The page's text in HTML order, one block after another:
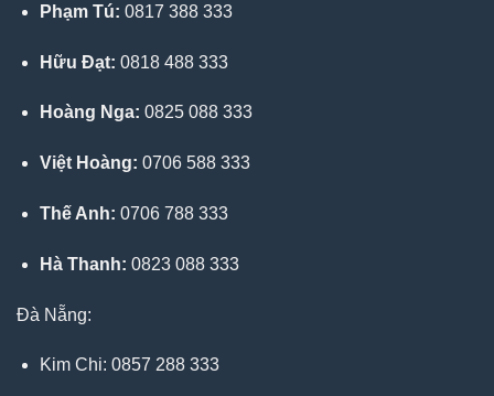
Phạm Tú: 0817 388 333
Hữu Đạt: 0818 488 333
Hoàng Nga: 0825 088 333
Việt Hoàng: 0706 588 333
Thế Anh: 0706 788 333
Hà Thanh: 0823 088 333
Đà Nẵng:
Kim Chi: 0857 288 333